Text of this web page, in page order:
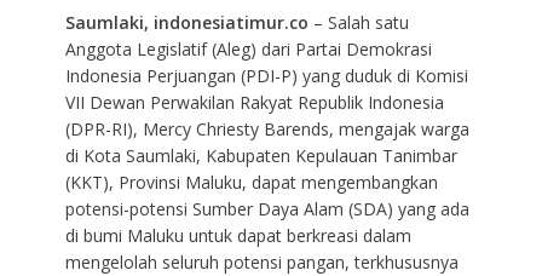
Saumlaki, indonesiatimur.co – Salah satu
Anggota Legislatif (Aleg) dari Partai Demokrasi
Indonesia Perjuangan (PDI-P) yang duduk di Komisi
VII Dewan Perwakilan Rakyat Republik Indonesia
(DPR-RI), Mercy Chriesty Barends, mengajak warga
di Kota Saumlaki, Kabupaten Kepulauan Tanimbar
(KKT), Provinsi Maluku, dapat mengembangkan
potensi-potensi Sumber Daya Alam (SDA) yang ada
di bumi Maluku untuk dapat berkreasi dalam
mengelolah seluruh potensi pangan, terkhususnya